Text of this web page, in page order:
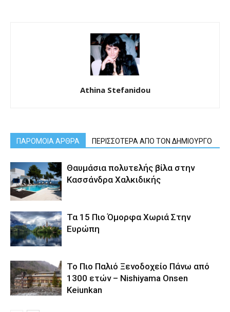
Athina Stefanidou
ΠΑΡΟΜΟΙΑ ΑΡΘΡΑ ΠΕΡΙΣΣΟΤΕΡΑ ΑΠΟ ΤΟΝ ΔΗΜΙΟΥΡΓΟ
Θαυμάσια πολυτελής βίλα στην
Κασσάνδρα Χαλκιδικής
Τα 15 Πιο Όμορφα Χωριά Στην
Ευρώπη
Το Πιο Παλιό Ξενοδοχείο Πάνω από
1300 ετών – Nishiyama Onsen
Keiunkan